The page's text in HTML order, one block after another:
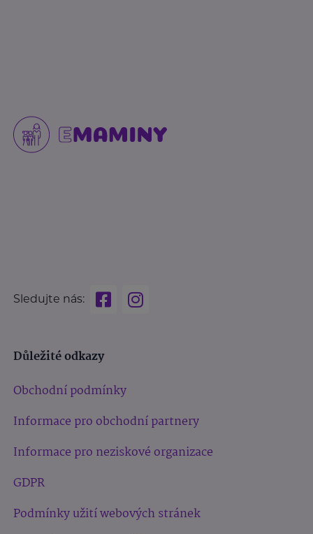
Sledujte nás:
Důležité odkazy
Obchodní podmínky
Informace pro obchodní partnery
Informace pro neziskové organizace
GDPR
Podmínky užití webových stránek